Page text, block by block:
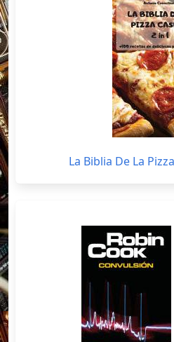
La Biblia De La